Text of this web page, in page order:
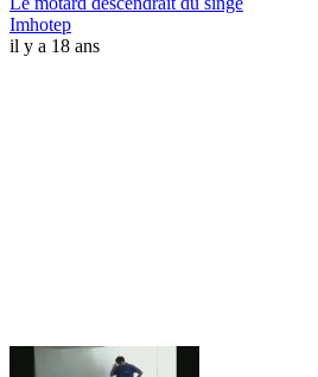
Imhotep
il y a 18 ans